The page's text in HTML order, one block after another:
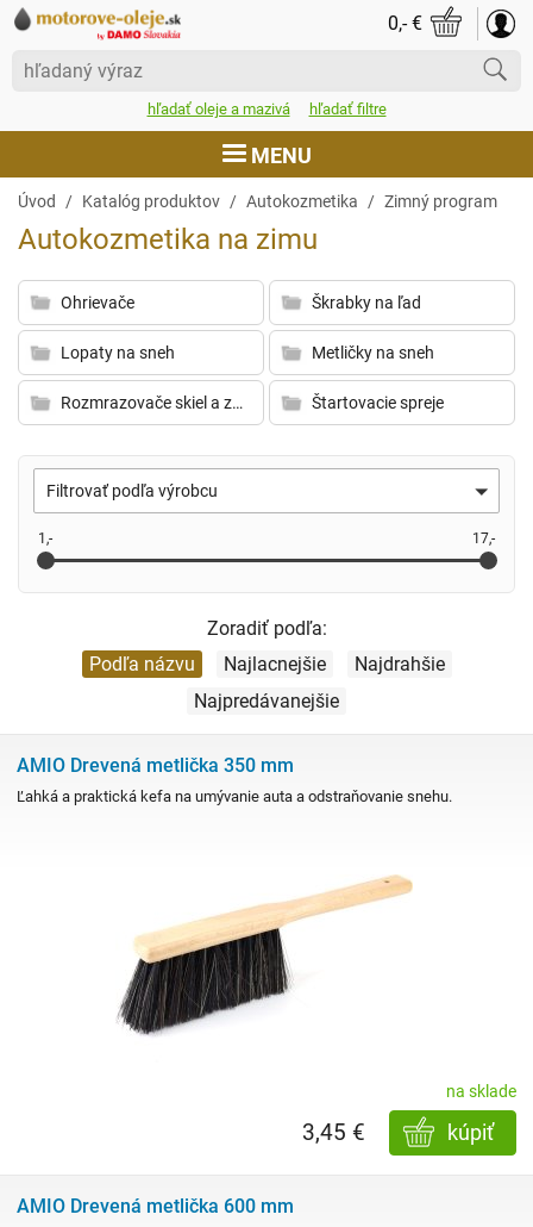
hľadať oleje a mazivá hľadať filtre
0,- €
MENU
Úvod
Katalóg produktov
Akcie
Dodacie podmienky
Dokumenty
Úvod Katalóg produktov Autokozmetika Zimný program
Autokozmetika na zimu
Ohrievače Škrabky na ľad
Lopaty na sneh Metličky na sneh
Rozmrazovače skiel a zámkov Štartovacie spreje
Filtrovať podľa výrobcu
1,- 17,-
Zoradiť podľa:
Podľa názvu
Najlacnejšie
Najdrahšie
Najpredávanejšie
AMIO Drevená metlička 350 mm
Ľahká a praktická kefa na umývanie auta a odstraňovanie snehu.
na sklade
kúpiť
3,45 €
AMIO Drevená metlička 600 mm